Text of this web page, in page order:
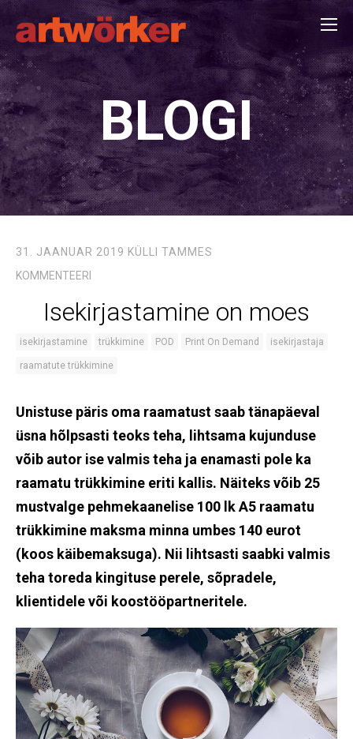
BLOGI
31. JAANUAR 2019 KÜLLI TAMMES
KOMMENTEERI
Isekirjastamine on moes
isekirjastamine trükkimine POD Print On Demand isekirjastaja
raamatute trükkimine
Unistuse päris oma raamatust saab tänapäeval
üsna hõlpsasti teoks teha, lihtsama kujunduse
võib autor ise valmis teha ja enamasti pole ka
raamatu trükkimine eriti kallis. Näiteks võib 25
mustvalge pehmekaanelise 100 lk A5 raamatu
trükkimine maksma minna umbes 140 eurot
(koos käibemaksuga). Nii lihtsasti saabki valmis
teha toreda kingituse perele, sõpradele,
klientidele või koostööpartneritele.